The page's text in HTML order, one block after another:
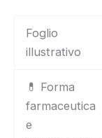
Foglio
illustrativo
💊 Forma
farmaceutica
e